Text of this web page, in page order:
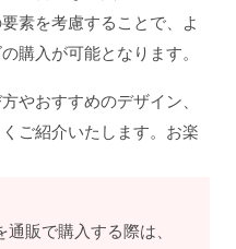
素を考慮することで、よ
購入が可能となります。
やおすすめのデザイン、
ご紹介いたします。お楽
販で購入する際は、